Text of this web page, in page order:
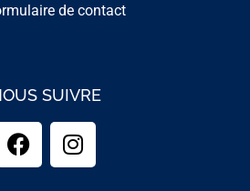
de contact
SUIVRE